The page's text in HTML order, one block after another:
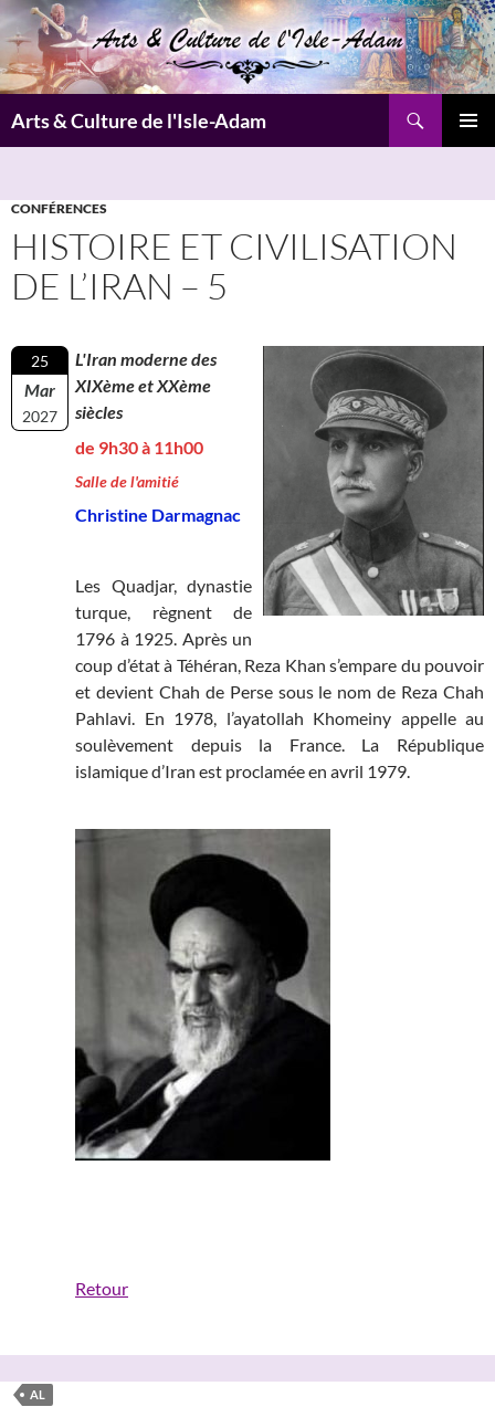
Aller
au
contenu
Arts & Culture de l'Isle-Adam
CONFÉRENCES
HISTOIRE ET CIVILISATION
DE L’IRAN – 5
25
Mar
2027
L'Iran moderne des
XIXème et XXème
siècles
de 9h30 à 11h00
Salle de l'amitié
Christine Darmagnac
Les Quadjar, dynastie
turque, règnent de
1796 à 1925. Après un
coup d’état à Téhéran, Reza Khan s’empare du pouvoir
et devient Chah de Perse sous le nom de Reza Chah
Pahlavi. En 1978, l’ayatollah Khomeiny appelle au
soulèvement depuis la France. La République
islamique d’Iran est proclamée en avril 1979.
Retour
AL